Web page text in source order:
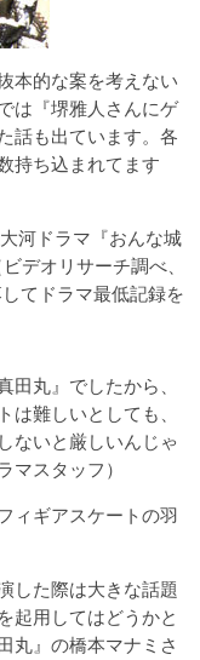
本的な案を考えない
は『堺雅人さんにゲ
話も出ています。各
持ち込まれてます
河ドラマ『おんな城
デオリサーチ調べ、
てドラマ最低記録を
田丸』でしたから、
は難しいとしても、
ないと厳しいんじゃ
マスタッフ）
ィギアスケートの羽
した際は大きな話題
起用してはどうかと
丸』の橋本マナミさ